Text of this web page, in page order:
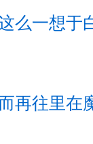
么一想于
再往里在